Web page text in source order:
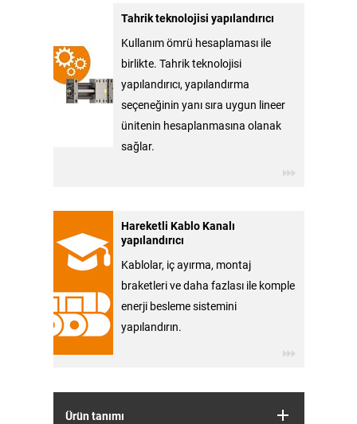
Tahrik teknolojisi yapılandırıcı
Kullanım ömrü hesaplaması ile
birlikte. Tahrik teknolojisi
yapılandırıcı, yapılandırma
seçeneğinin yanı sıra uygun lineer
ünitenin hesaplanmasına olanak
sağlar.
Hareketli Kablo Kanalı
yapılandırıcı
Kablolar, iç ayırma, montaj
braketleri ve daha fazlası ile komple
enerji besleme sistemini
yapılandırın.
Ürün tanımı